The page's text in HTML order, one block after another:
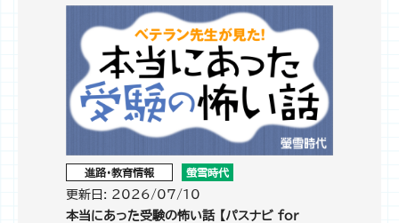
進路・教育情報 螢雪時代
更新日: 2026/07/10
本当にあった受験の怖い話 【パスナビ for